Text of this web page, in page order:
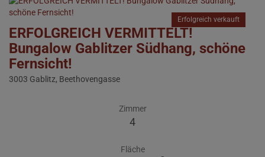
Erfolgreich verkauft
ERFOLGREICH VERMITTELT!
Bungalow Gablitzer Südhang, schöne
Fernsicht!
3003 Gablitz, Beethovengasse
Zimmer
4
Fläche